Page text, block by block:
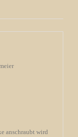
anschraubt wird